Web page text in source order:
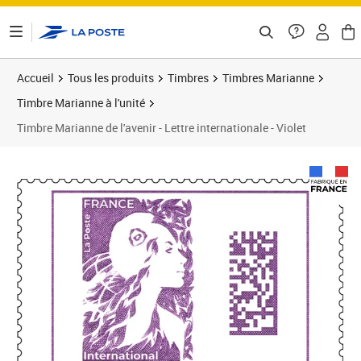
Accueil Tous les produits Timbres
Timbres Marianne
Timbre Marianne à l'unité
Timbre Marianne de l'avenir - Lettre internationale - Violet